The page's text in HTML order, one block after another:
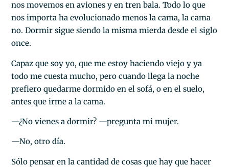
nos movemos en aviones y en tren bala. Todo lo que
nos importa ha evolucionado menos la cama, la cama
no. Dormir sigue siendo la misma mierda desde el siglo
once.
Capaz que soy yo, que me estoy haciendo viejo y ya
todo me cuesta mucho, pero cuando llega la noche
prefiero quedarme dormido en el sofá, o en el suelo,
antes que irme a la cama.
—¿No vienes a dormir? —pregunta mi mujer.
—No, otro día.
Sólo pensar en la cantidad de cosas que hay que hacer